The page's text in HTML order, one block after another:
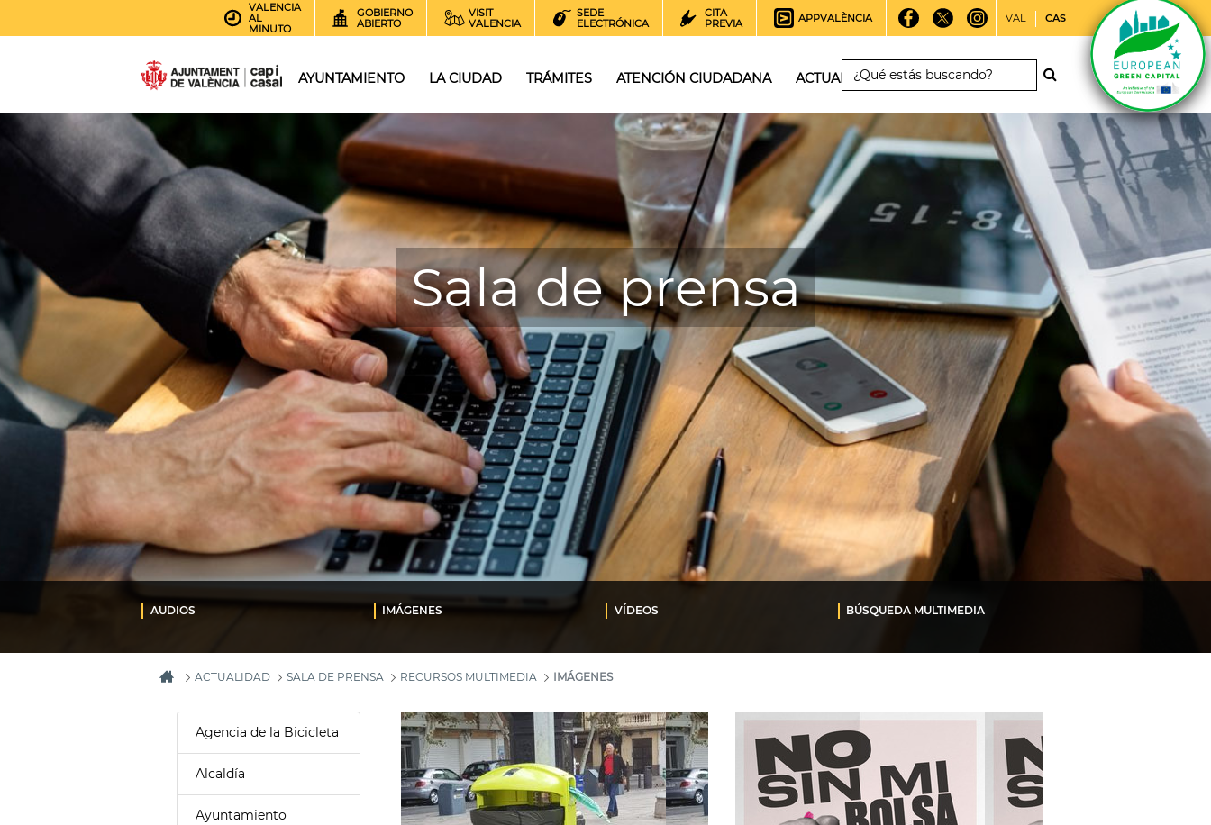
VALENCIA
AL
MINUTO
GOBIERNO
ABIERTO
VISIT
VALENCIA
SEDE
ELECTRÓNICA
CITA
PREVIA
APPVALÈNCIA VAL CAS
AYUNTAMIENTO LA CIUDAD TRÁMITES ATENCIÓN CIUDADANA ACTUALIDAD
Sala de prensa
AUDIOS IMÁGENES VÍDEOS BÚSQUEDA MULTIMEDIA
ACTUALIDAD SALA DE PRENSA RECURSOS MULTIMEDIA IMÁGENES
Agencia de la Bicicleta
Alcaldía
Ayuntamiento